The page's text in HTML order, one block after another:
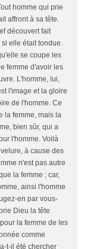
homme qui prie
affront à sa tête.
découvert fait
elle était tondue.
se coupe les
femme d'avoir les
L'homme, lui,
l'image et la gloire
de l'homme. Ce
la femme, mais la
bien sûr, qui a
l'homme. Voilà
à cause des
n'est pas autre
la femme ; car,
ainsi l'homme
en par vous-
Dieu la tête
la femme de les
comme
t-il été chercher